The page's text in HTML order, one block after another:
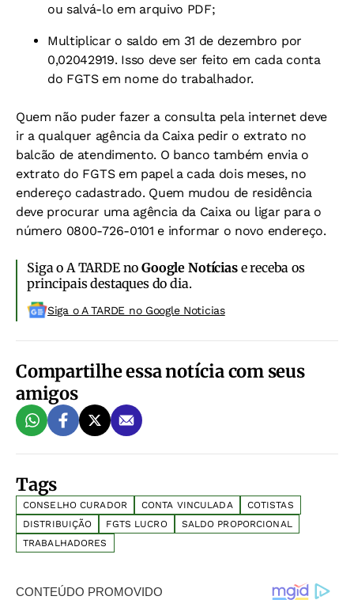
ou salvá-lo em arquivo PDF;
Multiplicar o saldo em 31 de dezembro por
0,02042919. Isso deve ser feito em cada conta
do FGTS em nome do trabalhador.
Quem não puder fazer a consulta pela internet deve
ir a qualquer agência da Caixa pedir o extrato no
balcão de atendimento. O banco também envia o
extrato do FGTS em papel a cada dois meses, no
endereço cadastrado. Quem mudou de residência
deve procurar uma agência da Caixa ou ligar para o
número 0800-726-0101 e informar o novo endereço.
Siga o A TARDE noGoogle Notíciase receba os
principais destaques do dia.
Siga o A TARDE no Google Noticias
Compartilhe essa notícia com seus
amigos
Tags
CONSELHO CURADOR CONTA VINCULADA
COTISTAS
DISTRIBUIÇÃO
FGTS LUCRO
SALDO PROPORCIONAL
TRABALHADORES